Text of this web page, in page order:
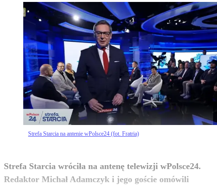
Strefa Starcia na antenie wPolsce24 (fot. Fratria)
Strefa Starcia wróciła na antenę telewizji wPolsce24.
Redaktor Michał Adamczyk i jego goście omówili